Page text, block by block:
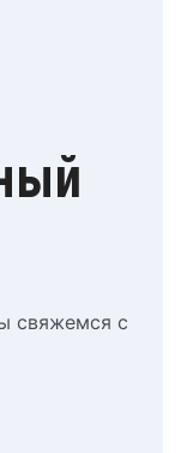
свяжемся с